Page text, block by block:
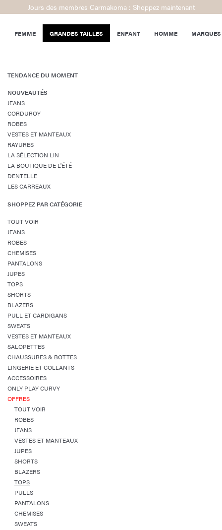
Jours des membres Carmakoma : Shoppez maintenant
FEMME GRANDES TAILLES ENFANT HOMME MARQUES
TENDANCE DU MOMENT
NOUVEAUTÉS
JEANS
CORDUROY
ROBES
VESTES ET MANTEAUX
RAYURES
LA SÉLECTION LIN
LA BOUTIQUE DE L'ÉTÉ
DENTELLE
LES CARREAUX
SHOPPEZ PAR CATÉGORIE
TOUT VOIR
JEANS
ROBES
CHEMISES
PANTALONS
JUPES
TOPS
SHORTS
BLAZERS
PULL ET CARDIGANS
SWEATS
VESTES ET MANTEAUX
SALOPETTES
CHAUSSURES & BOTTES
LINGERIE ET COLLANTS
ACCESSOIRES
ONLY PLAY CURVY
OFFRES
TOUT VOIR
ROBES
JEANS
VESTES ET MANTEAUX
JUPES
SHORTS
BLAZERS
TOPS
PULLS
PANTALONS
CHEMISES
SWEATS